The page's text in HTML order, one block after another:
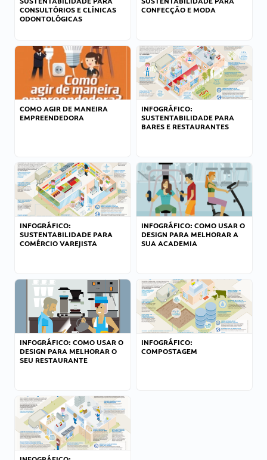
CONSULTÓRIOS E CLÍNICAS
ODONTOLÓGICAS
CONFECÇÃO E MODA
COMO AGIR DE MANEIRA
EMPREENDEDORA
INFOGRÁFICO:
SUSTENTABILIDADE PARA
BARES E RESTAURANTES
INFOGRÁFICO:
SUSTENTABILIDADE PARA
COMÉRCIO VAREJISTA
INFOGRÁFICO: COMO USAR O
DESIGN PARA MELHORAR A
SUA ACADEMIA
INFOGRÁFICO: COMO USAR O
DESIGN PARA MELHORAR O
SEU RESTAURANTE
INFOGRÁFICO:
COMPOSTAGEM